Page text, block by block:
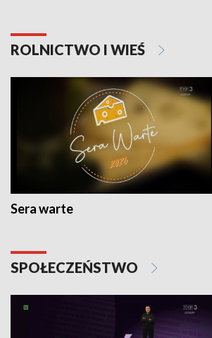
ROLNICTWO I WIEŚ
Sera warte
SPOŁECZEŃSTWO